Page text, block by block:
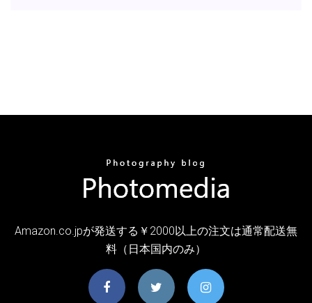
Amazon.co.jpが発送する￥2000以上の注文は通常配送無
料（日本国内のみ）